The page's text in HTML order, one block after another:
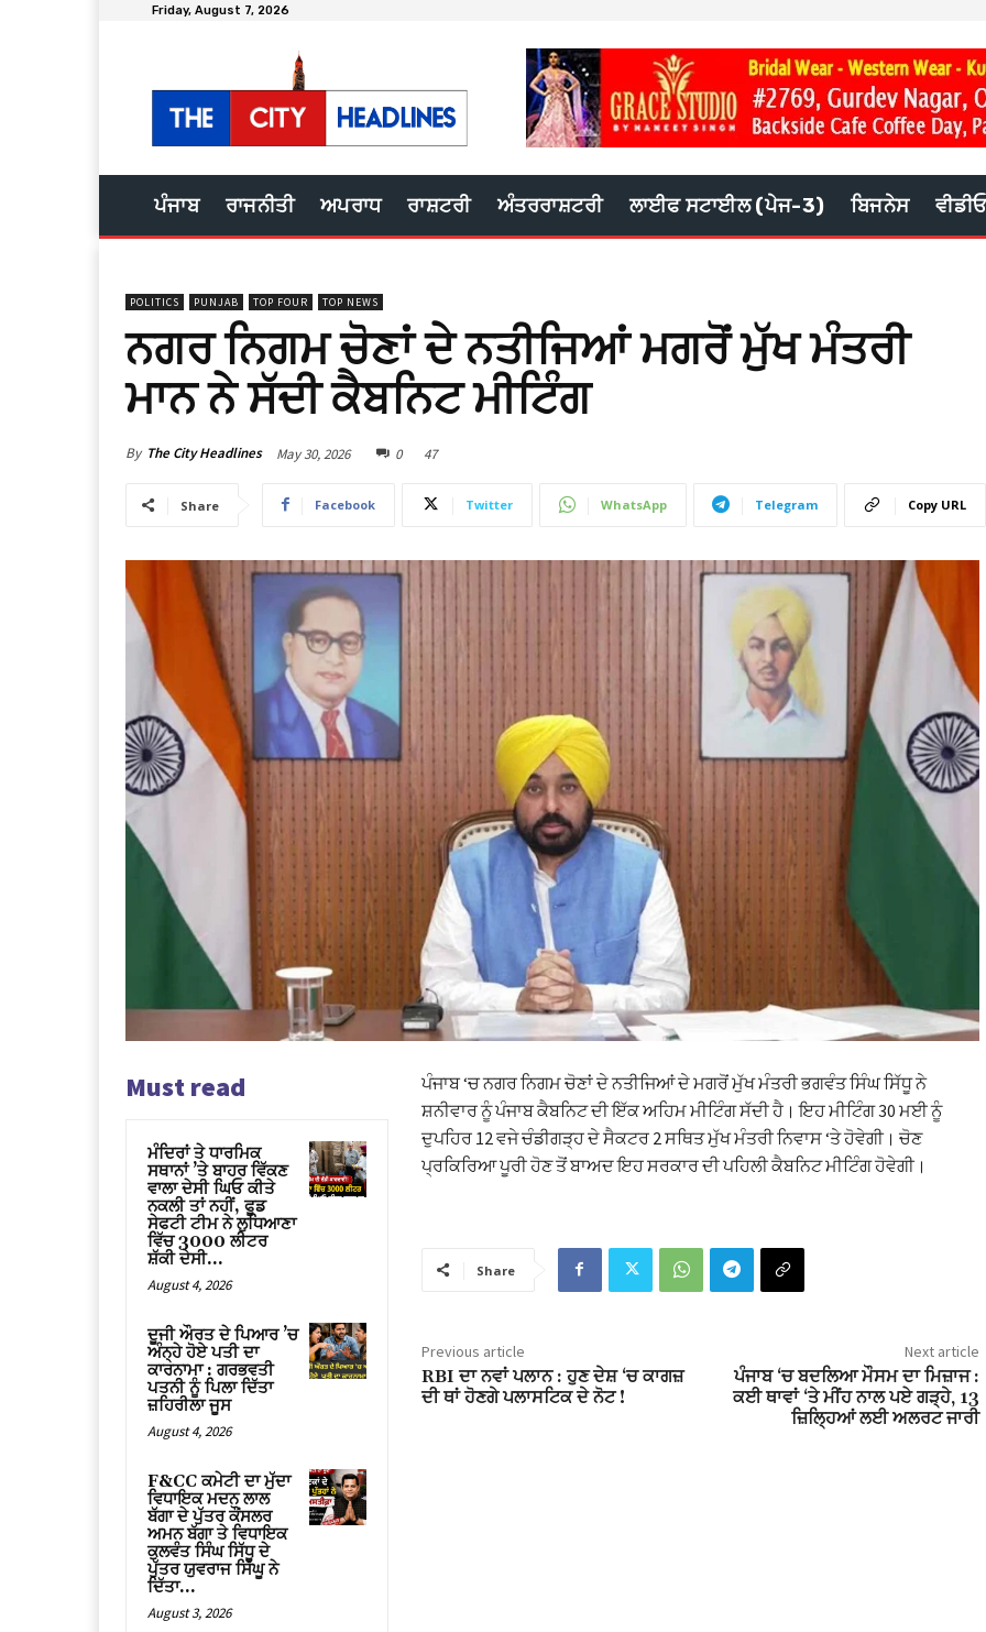
Friday, August 7, 2026
ਪੰਜਾਬ ਰਾਜਨੀਤੀ ਅਪਰਾਧ ਰਾਸ਼ਟਰੀ ਅੰਤਰਰਾਸ਼ਟਰੀ ਲਾਈਫ ਸਟਾਈਲ (ਪੇਜ-3) ਬਿਜਨੇਸ
POLITICS PUNJAB TOP FOUR TOP NEWS
ਨਗਰ ਨਿਗਮ ਚੋਣਾਂ ਦੇ ਨਤੀਜਿਆਂ ਮਗਰੋਂ ਮੁੱਖ ਮੰਤਰੀ
ਮਾਨ ਨੇ ਸੱਦੀ ਕੈਬਨਿਟ ਮੀਟਿੰਗ
By The City Headlines May 30, 2026 0 47
Share Facebook Twitter WhatsApp Telegram Copy URL
Must read
ਮੰਦਿਰਾਂ ਤੇ ਧਾਰਮਿਕ
ਸਥਾਨਾਂ ’ਤੇ ਬਾਹਰ ਵਿੱਕਣ
ਵਾਲਾ ਦੇਸੀ ਘਿਓ ਕੀਤੇ
ਨਕਲੀ ਤਾਂ ਨਹੀਂ, ਫੂਡ
ਸੇਫਟੀ ਟੀਮ ਨੇ ਲੁਧਿਆਣਾ
ਵਿੱਚ 3000 ਲੀਟਰ
ਸ਼ੱਕੀ ਦੇਸੀ...
August 4, 2026
ਦੂਜੀ ਔਰਤ ਦੇ ਪਿਆਰ ’ਚ
ਅੰਨ੍ਹੇ ਹੋਏ ਪਤੀ ਦਾ
ਕਾਰਨਾਮਾ : ਗਰਭਵਤੀ
ਪਤਨੀ ਨੂੰ ਪਿਲਾ ਦਿੱਤਾ
ਜ਼ਹਿਰੀਲਾ ਜੂਸ
August 4, 2026
F&CC ਕਮੇਟੀ ਦਾ ਮੁੱਦਾ
ਵਿਧਾਇਕ ਮਦਨ ਲਾਲ
ਬੱਗਾ ਦੇ ਪੁੱਤਰ ਕੌਂਸਲਰ
ਅਮਨ ਬੱਗਾ ਤੇ ਵਿਧਾਇਕ
ਕੁਲਵੰਤ ਸਿੰਘ ਸਿੱਧੂ ਦੇ
ਪੁੱਤਰ ਯੁਵਰਾਜ ਸਿੱਘੂ ਨੇ
ਦਿੱਤਾ...
August 3, 2026
ਪੰਜਾਬ ‘ਚ ਨਗਰ ਨਿਗਮ ਚੋਣਾਂ ਦੇ ਨਤੀਜਿਆਂ ਦੇ ਮਗਰੋਂ ਮੁੱਖ ਮੰਤਰੀ ਭਗਵੰਤ ਸਿੰਘ ਸਿੱਧੂ ਨੇ
ਸ਼ਨੀਵਾਰ ਨੂੰ ਪੰਜਾਬ ਕੈਬਨਿਟ ਦੀ ਇੱਕ ਅਹਿਮ ਮੀਟਿੰਗ ਸੱਦੀ ਹੈ। ਇਹ ਮੀਟਿੰਗ 30 ਮਈ ਨੂੰ
ਦੁਪਹਿਰ 12 ਵਜੇ ਚੰਡੀਗੜ੍ਹ ਦੇ ਸੈਕਟਰ 2 ਸਥਿਤ ਮੁੱਖ ਮੰਤਰੀ ਨਿਵਾਸ ‘ਤੇ ਹੋਵੇਗੀ। ਚੋਣ
ਪ੍ਰਕਿਰਿਆ ਪੂਰੀ ਹੋਣ ਤੋਂ ਬਾਅਦ ਇਹ ਸਰਕਾਰ ਦੀ ਪਹਿਲੀ ਕੈਬਨਿਟ ਮੀਟਿੰਗ ਹੋਵੇਗੀ।
Share
Previous article
RBI ਦਾ ਨਵਾਂ ਪਲਾਨ : ਹੁਣ ਦੇਸ਼ ‘ਚ ਕਾਗਜ਼
ਦੀ ਥਾਂ ਹੋਣਗੇ ਪਲਾਸਟਿਕ ਦੇ ਨੋਟ !
Next article
ਪੰਜਾਬ ‘ਚ ਬਦਲਿਆ ਮੌਸਮ ਦਾ ਮਿਜ਼ਾਜ :
ਕਈ ਥਾਵਾਂ ‘ਤੇ ਮੀਂਹ ਨਾਲ ਪਏ ਗੜ੍ਹੇ, 13
ਜ਼ਿਲ੍ਹਿਆਂ ਲਈ ਅਲਰਟ ਜਾਰੀ